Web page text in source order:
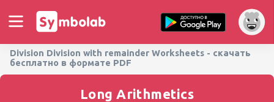
Division Division with remainder Worksheets - скачать
бесплатно в формате PDF
Long Arithmetics